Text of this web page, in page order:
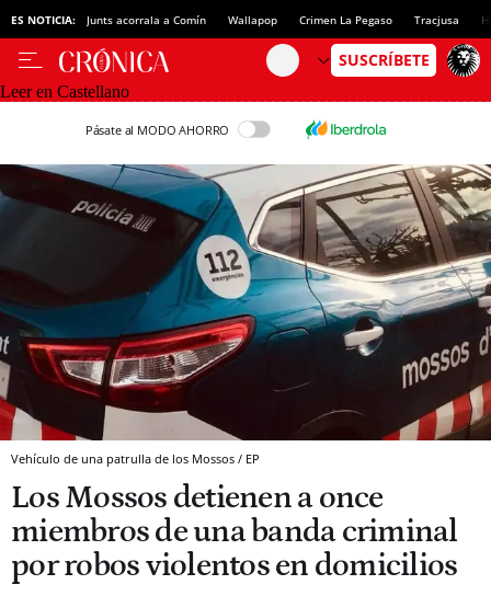
ES NOTICIA: Junts acorrala a Comín Wallapop Crimen La Pegaso Tracjusa
Leer en Castellano
Pásate al MODO AHORRO
Vehículo de una patrulla de los Mossos / EP
Los Mossos detienen a once
miembros de una banda criminal
por robos violentos en domicilios